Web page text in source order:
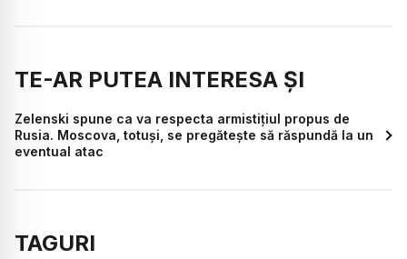
TE-AR PUTEA INTERESA ȘI
Zelenski spune ca va respecta armistițiul propus de
Rusia. Moscova, totuși, se pregătește să răspundă la un
eventual atac
TAGURI